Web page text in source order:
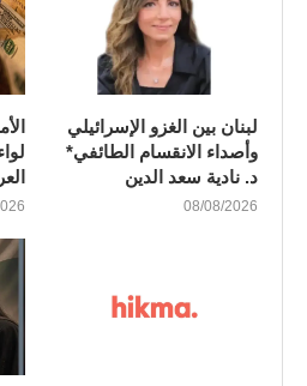
لبنان بين الغزو الإسرائيلي
وأصداء الانقسام الطائفي*
د. نادية سعد الدين
08/08/2026